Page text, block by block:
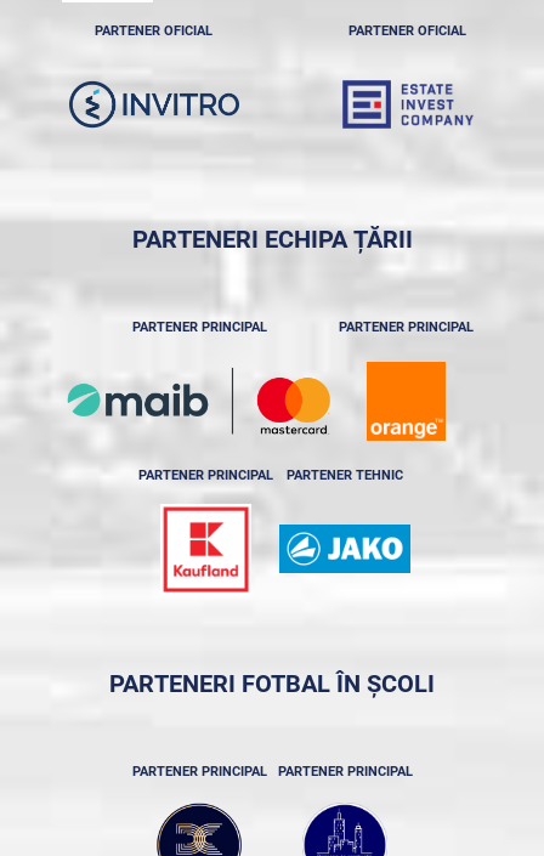
PARTENER OFICIAL PARTENER OFICIAL
PARTENERI ECHIPA ȚĂRII
PARTENER PRINCIPAL PARTENER PRINCIPAL
PARTENER PRINCIPAL PARTENER TEHNIC
PARTENERI FOTBAL ÎN ȘCOLI
PARTENER PRINCIPAL PARTENER PRINCIPAL